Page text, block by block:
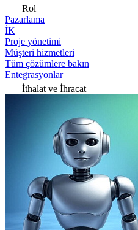
Rol
Pazarlama
İK
Proje yönetimi
Müşteri hizmetleri
Tüm çözümlere bakın
Entegrasyonlar
İthalat ve İhracat